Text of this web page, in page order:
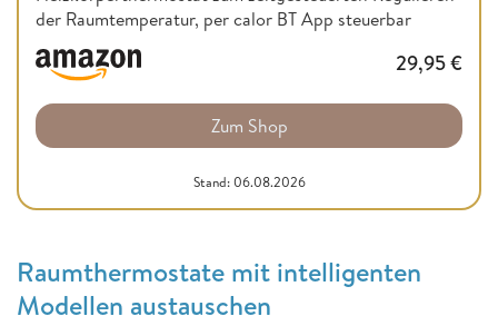
der Raumtemperatur, per calor BT App steuerbar
29,95€
Zum Shop
Stand: 06.08.2026
Raumthermostate mit intelligenten
Modellen austauschen